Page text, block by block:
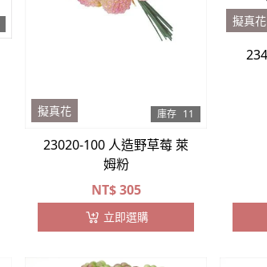
庫存 11
擬真花
23020-100 人造野草莓 萊
姆粉
NT$305
立即選購
擬真花